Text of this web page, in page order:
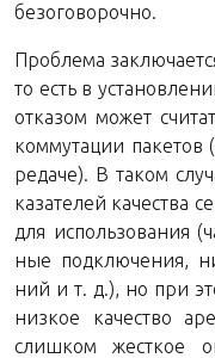
безоговорочно.
Про­бле­ма
то есть в
от­ка­зом может
ком­му­та­ции па­ке­тов
ре­да­че). В таком
ка­за­те­лей ка­че­ства
для ис­поль­зо­ва­ния
ные под­клю­че­ния,
ний и т. д.), но при
низ­кое ка­че­ство
слиш­ком жест­кое